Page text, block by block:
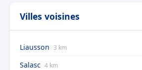
Villes voisines
Liausson 3 km
Salasc 4 km